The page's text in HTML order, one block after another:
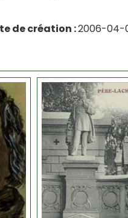
de création :2006-04-